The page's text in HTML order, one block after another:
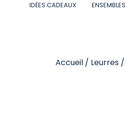
IDÉES CADEAUX ENSEMBLES
Accueil / Leurres /